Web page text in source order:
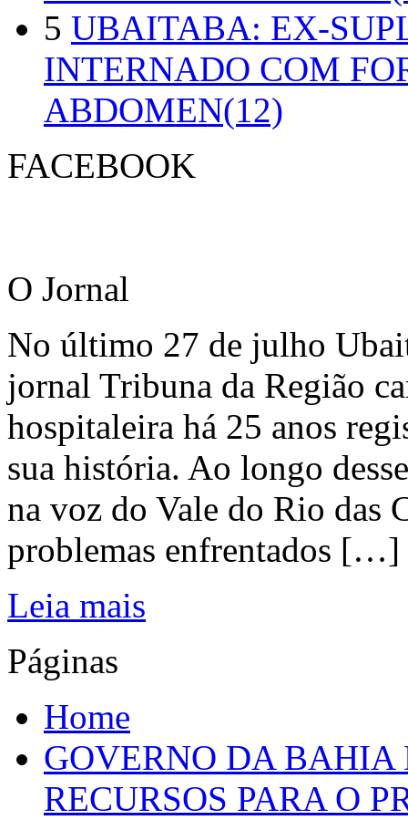
5 UBAITABA: EX-
INTERNADO COM
ABDOMEN(12)
FACEBOOK
O Jornal
No último 27 de julho
jornal Tribuna da Região
hospitaleira há 25 anos
sua história. Ao longo
na voz do Vale do Rio das
problemas enfrentados […]
Leia mais
Páginas
Home
GOVERNO DA
RECURSOS PARA O